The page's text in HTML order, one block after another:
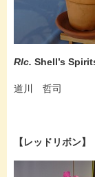
Rlc. Shell’s
道川 哲司
【レッドリボン】